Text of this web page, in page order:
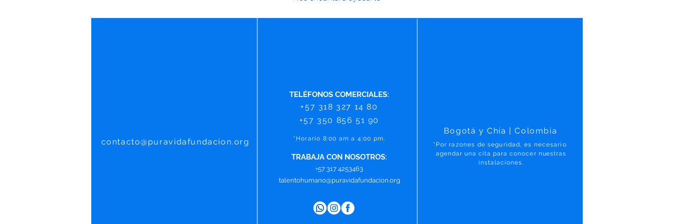
contacto@puravidafundacion.org
TELÉFONOS COMERCIALES:
+57 318 327 14 80
+57 350 856 51 90
*Horario 8:00 am a 4:00 pm.
TRABAJA CON NOSOTROS:
+57 317 4253463
talentohumano@puravidafundacion.org
Bogotá y Chía | Colombia
*Por razones de seguridad, es necesario
agendar una cita para conocer nuestras
instalaciones.